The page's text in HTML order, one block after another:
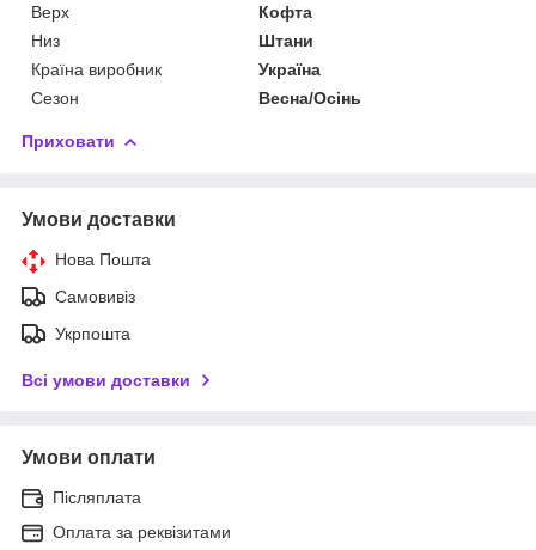
Верх
Кофта
Низ
Штани
Країна виробник
Україна
Сезон
Весна/Осінь
Приховати
Умови доставки
Нова Пошта
Самовивіз
Укрпошта
Всі умови доставки
Умови оплати
Післяплата
Оплата за реквізитами